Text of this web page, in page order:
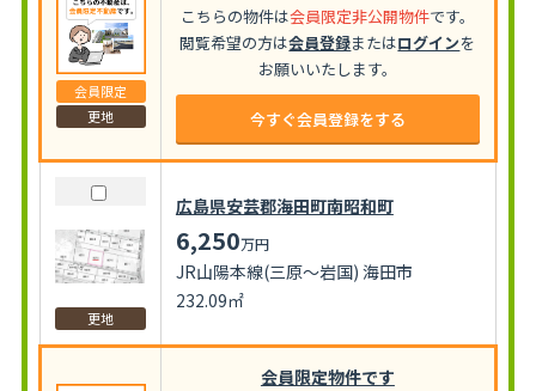
会員限定
更地
こちらの物件は会員限定非公開物件です。
閲覧希望の方は会員登録またはログインを
お願いいたします。
今すぐ会員登録をする
更地
広島県安芸郡海田町南昭和町
6,250万円
JR山陽本線(三原～岩国) 海田市
232.09㎡
会員限定物件です